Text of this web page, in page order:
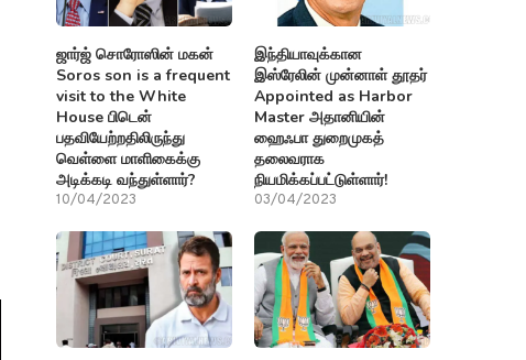
ஜார்ஜ் சொரோஸின் மகன்
Soros son is a frequent
visit to the White
House பிடென்
பதவியேற்றதிலிருந்து
வெள்ளை மாளிகைக்கு
அடிக்கடி வந்துள்ளார்?
10/04/2023
இந்தியாவுக்கான
இஸ்ரேலின் முன்னாள் தூதர்
Appointed as Harbor
Master அதானியின்
ஹைஃபா துறைமுகத்
தலைவராக
நியமிக்கப்பட்டுள்ளார்!
03/04/2023